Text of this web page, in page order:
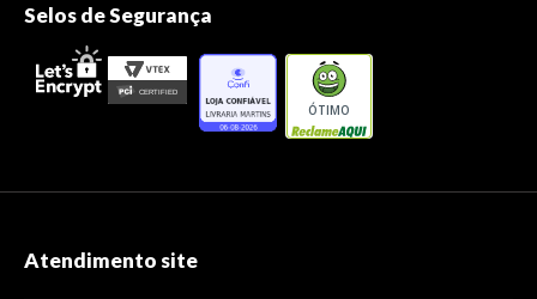
Selos de Segurança
ÓTIMO
Atendimento site